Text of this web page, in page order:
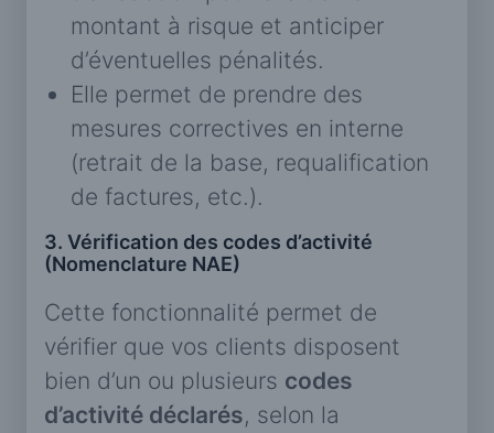
montant à risque et anticiper
d’éventuelles pénalités.
Elle permet de prendre des
mesures correctives en interne
(retrait de la base, requalification
de factures, etc.).
3. Vérification des codes d’activité
(Nomenclature NAE)
Cette fonctionnalité permet de
vérifier que vos clients disposent
bien d’un ou plusieurs codes
d’activité déclarés, selon la